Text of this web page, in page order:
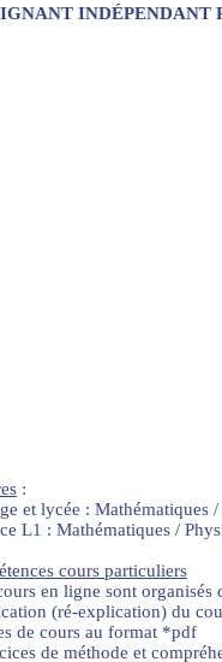
INDÉPENDANT
:
et lycée : Mathématiques
L1 : Mathématiques /
cours particuliers
en ligne sont
(ré-explication) du
de cours au format *pdf
de méthode et